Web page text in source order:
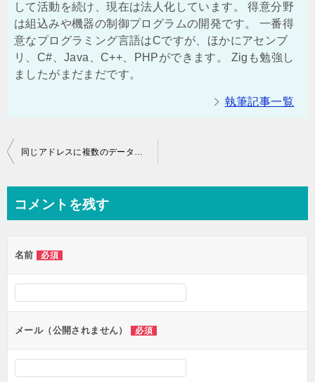
して活動を続け、現在は法人化しています。 得意分野
は組込みや機器の制御プログラムの開発です。 一番得
意なプログラミング言語はCですが、ほかにアセンブ
リ、C#、Java、C++、PHPができます。 Zigも勉強し
ましたがまだまだです。
執筆記事一覧
投
ビ
ー
シ
ン
同じアドレスに複数のデータを配置する共用体
コメントを残す
名前 必須
メール（公開されません） 必須